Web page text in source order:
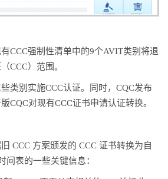
CCC强制性清单中的9个AVIT类别将退
CCC）范围。
类别实施CCC认证。同时，CQC发布
CQC对现有CCC证书申请认证转换。
CCC 方案颁发的 CCC 证书转换为自
间表的一些关键信息：